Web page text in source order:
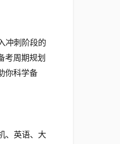
冲刺阶段的
考周期规划
你科学备
、英语、大